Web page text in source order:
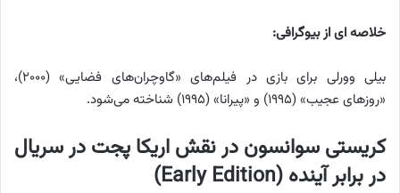
خلاصه ای از بیوگرافی:
بیلی وورلی برای بازی در فیلم‌های «گاوچران‌های فضایی» (۲۰۰۰)،
«روزهای عجیب» (۱۹۹۵) و «پیرانا» (۱۹۹۵) شناخته می‌شود.
کریستی سوانسون در نقش اریکا پجت در سریال
در برابر آینده (Early Edition)